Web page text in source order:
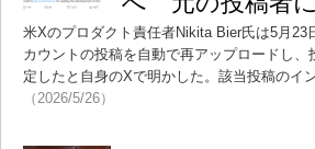
米Xのプロダクト責任者Nikita Bier氏は5月
カウントの投稿を自動で再アップロードし
定したと自身のXで明かした。該当投稿のイ
（2026/5/26）